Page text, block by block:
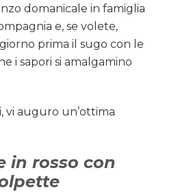
domanicale in famiglia
e, se volete,
prima il sugo con le
i sapori si amalgamino
vi auguro un’ottima
in rosso con